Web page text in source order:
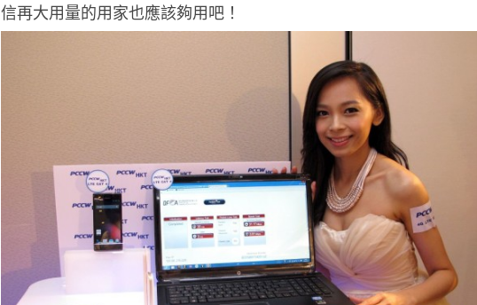
信再大用量的用家也應該夠用吧！